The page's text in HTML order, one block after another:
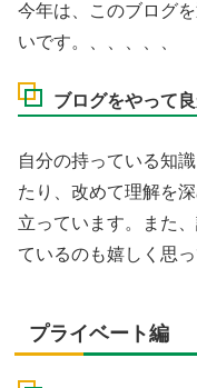
今年は、このブログ
いです。、、、、、
ブログをやって良
自分の持っている知
たり、改めて理解を
立っています。また
ているのも嬉しく思っ
プライベート編